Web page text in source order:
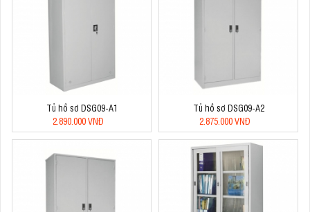
Tủ hồ sơ DSG09-A1
2.890.000 VNĐ
Tủ hồ sơ DSG09-A2
2.875.000 VNĐ